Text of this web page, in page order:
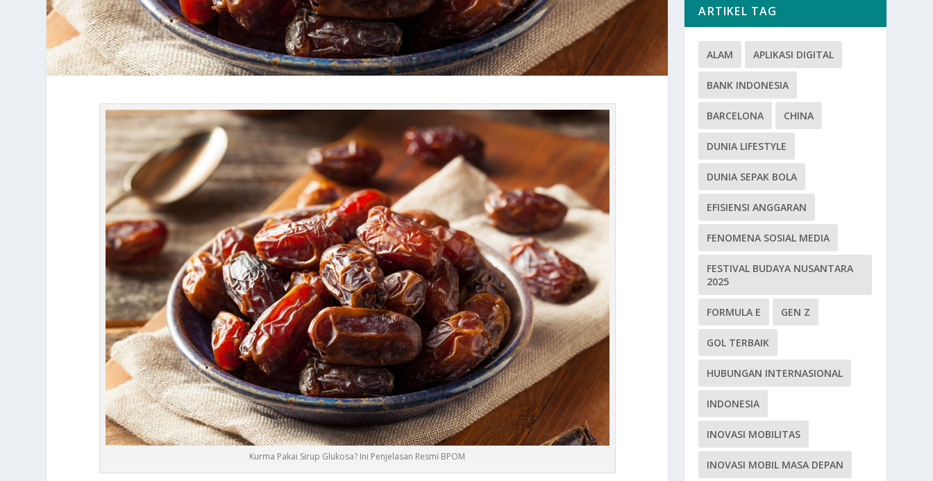
Kurma Pakai Sirup Glukosa? Ini Penjelasan Resmi BPOM
ARTIKEL TAG
ALAM APLIKASI DIGITAL
BANK INDONESIA
BARCELONA CHINA
DUNIA LIFESTYLE
DUNIA SEPAK BOLA
EFISIENSI ANGGARAN
FENOMENA SOSIAL MEDIA
FESTIVAL BUDAYA NUSANTARA
2025
FORMULA E GEN Z
GOL TERBAIK
HUBUNGAN INTERNASIONAL
INDONESIA
INOVASI MOBILITAS
INOVASI MOBIL MASA DEPAN